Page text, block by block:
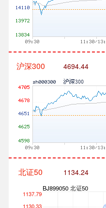
沪深300 4694.44
北证50 1134.24